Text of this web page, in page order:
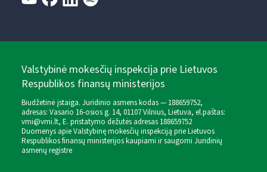
Valstybinė mokesčių inspekcija prie Lietuvos
Respublikos finansų ministerijos
Biudžetinė įstaiga. Juridinio asmens kodas — 188659752,
adresas: Vasario 16-osios g. 14, 01107 Vilnius, Lietuva, el.paštas:
vmi@vmi.lt, E. pristatymo dėžutės adresas 188659752
Duomenys apie Valstybinę mokesčių inspekciją prie Lietuvos
Respublikos finansų ministerijos kaupiami ir saugomi Juridinių
asmenų registre